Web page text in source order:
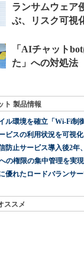
ト 製品情報
ル環境を確立「Wi-Fi制
ビスの利用状況を可視
防止サービス導入後2年
の権限の集中管理を実
優れたロードバランサ
ススメ